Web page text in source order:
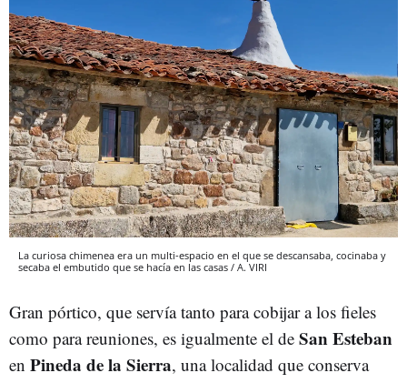
La curiosa chimenea era un multi-espacio en el que se descansaba, cocinaba y
secaba el embutido que se hacía en las casas / A. VIRI
Gran pórtico, que servía tanto para cobijar a los fieles
como para reuniones, es igualmente el de San Esteban
en Pineda de la Sierra, una localidad que conserva